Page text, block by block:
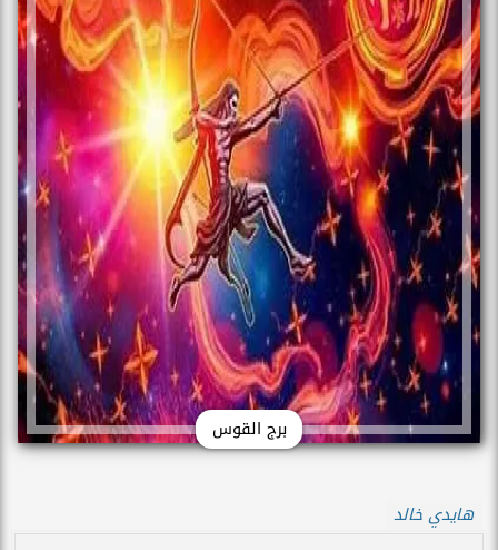
برج القوس
هايدي خالد